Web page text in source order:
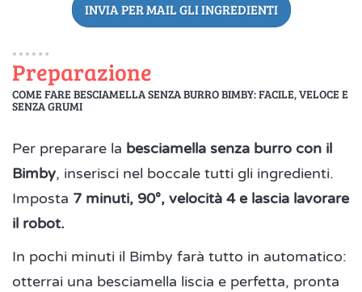
INVIA PER MAIL GLI INGREDIENTI
Preparazione
COME FARE BESCIAMELLA SENZA BURRO BIMBY: FACILE, VELOCE E
SENZA GRUMI
Per preparare la besciamella senza burro con il
Bimby, inserisci nel boccale tutti gli ingredienti.
Imposta 7 minuti, 90°, velocità 4 e lascia lavorare
il robot.
In pochi minuti il Bimby farà tutto in automatico:
otterrai una besciamella liscia e perfetta, pronta